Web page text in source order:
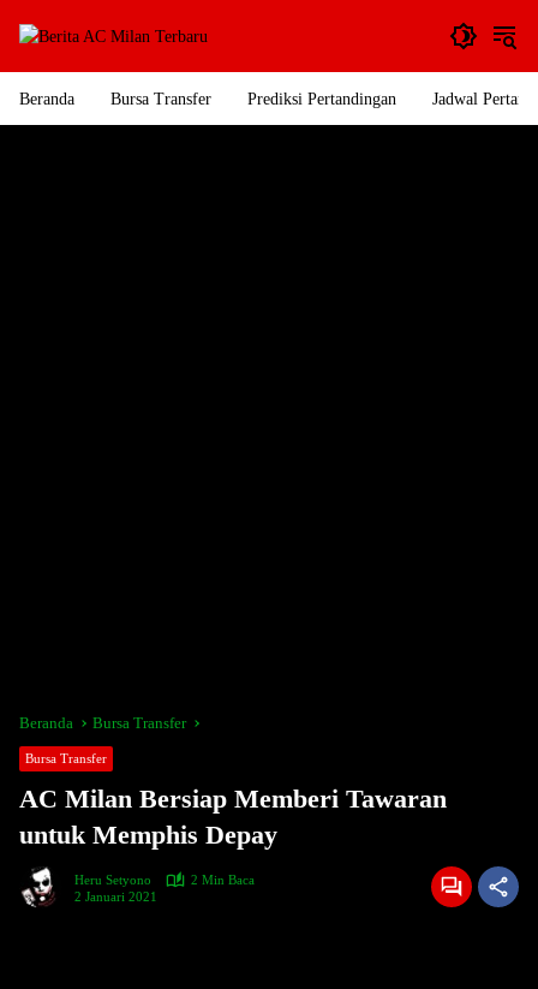
Beranda Bursa Transfer Prediksi Pertandingan Jadwal
Beranda Bursa Transfer
Bursa Transfer
AC Milan Bersiap Memberi Tawaran
untuk Memphis Depay
Heru Setyono
2 Min Baca
2 Januari 2021